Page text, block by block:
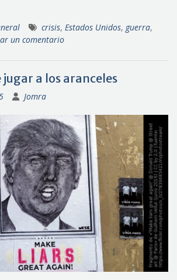
crisis, Estados Unidos, guerra,
un comentario
a los aranceles
Jomra